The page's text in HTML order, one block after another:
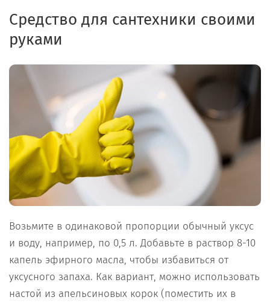
Средство для сантехники своими
руками
Возьмите в одинаковой пропорции обычный уксус
и воду, например, по 0,5 л. Добавьте в раствор 8-10
капель эфирного масла, чтобы избавиться от
уксусного запаха. Как вариант, можно использовать
настой из апельсиновых корок (поместить их в